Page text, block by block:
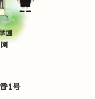
園
1号